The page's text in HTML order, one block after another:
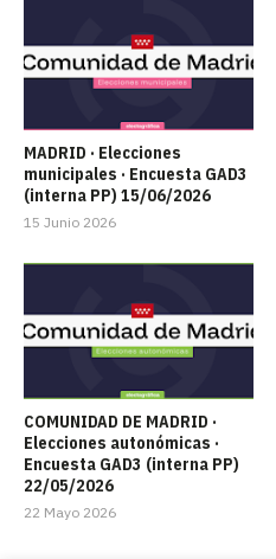
MADRID · Elecciones
municipales · Encuesta GAD3
(interna PP) 15/06/2026
15 Junio 2026
COMUNIDAD DE MADRID ·
Elecciones autonómicas ·
Encuesta GAD3 (interna PP)
22/05/2026
22 Mayo 2026